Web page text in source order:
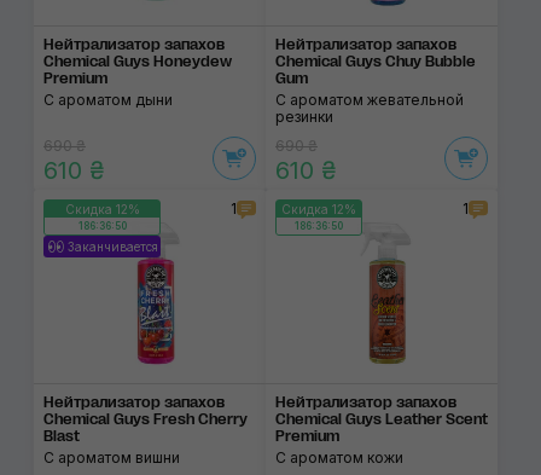
Нейтрализатор запа­хов
Chemical Guys Honeydew
Premium
С ароматом дыни
690 ₴
610 ₴
Нейтрализатор запа­хов
Chemical Guys Chuy Bubble
Gum
С ароматом жевательной
резинки
690 ₴
610 ₴
Скидка 12%
186:36:50
Заканчивается
1
Нейтрализатор запа­хов
Chemical Guys Fresh Cherry
Blast
С ароматом вишни
Скидка 12%
186:36:50
1
Нейтрализатор запа­хов
Chemical Guys Leather Scent
Premium
С ароматом кожи